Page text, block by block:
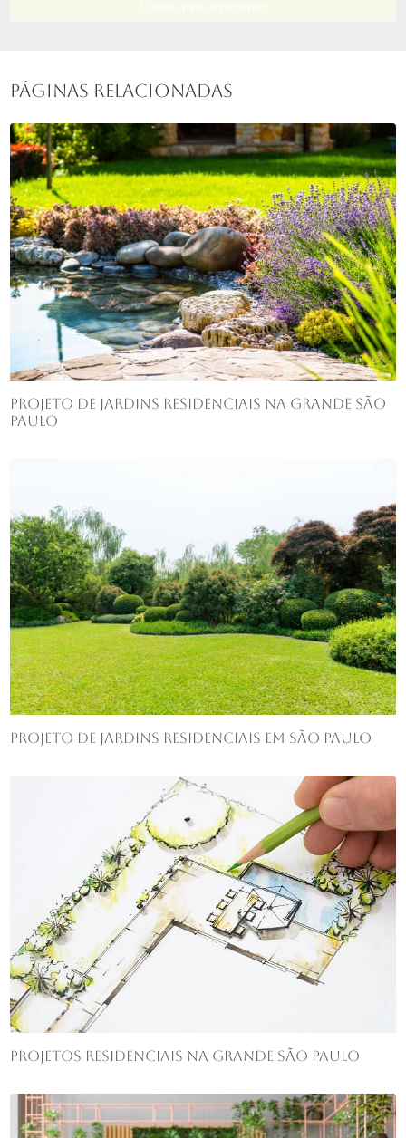
Páginas Relacionadas
Projeto de jardins residenciais na Grande São
Paulo
Projeto de jardins residenciais em São Paulo
Projetos residenciais na Grande São Paulo